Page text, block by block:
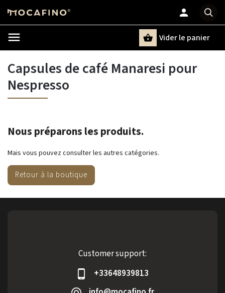
Chercher
Vider le panier
Capsules de café Manaresi pour
Nespresso
Nous préparons les produits.
Mais vous pouvez consulter les autres catégories.
Retour à la boutique
Customer support:
+33648939813